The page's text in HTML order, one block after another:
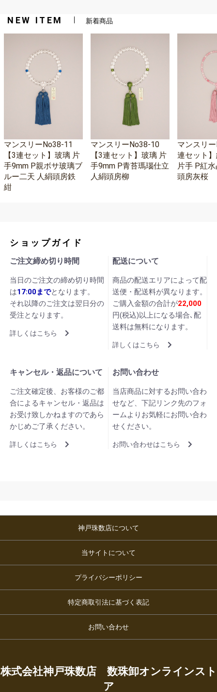
NEW ITEM 新着商品
マンスリーNo38-11
【3連セット】玻璃 片
手9mm P親ボサ玻璃ブ
ルー二天 人絹頭房鉄
紺
マンスリーNo38-10
【3連セット】玻璃 片
手9mm P青苔瑪瑙仕立
人絹頭房柳
マンスリ
連セット
片手 P紅
頭房灰桜
ショップガイド
ご注文締め切り時間
当日のご注文の締め切り時間
は17:00までとなります。
それ以降のご注文は翌日分の
受注となります。
詳しくはこちら
配送について
商品の配送エリアによって配
送便・配送料が異なります。
ご購入金額の合計が22,000
円(税込)以上になる場合､配
送料は無料になります。
詳しくはこちら
キャンセル・返品について
ご注文確定後、お客様のご都
合によるキャンセル・返品は
お受け致しかねますのであら
かじめご了承ください。
詳しくはこちら
お問い合わせ
当店商品に対するお問い合わ
せなど、下記リンク先のフォ
ームよりお気軽にお問い合わ
せください。
お問い合わせはこちら
神戸珠数店について
当サイトについて
プライバシーポリシー
特定商取引法に基づく表記
お問い合わせ
株式会社神戸珠数店 数珠卸オンラインスト
ア